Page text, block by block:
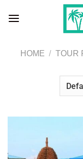
HOME / TOUR